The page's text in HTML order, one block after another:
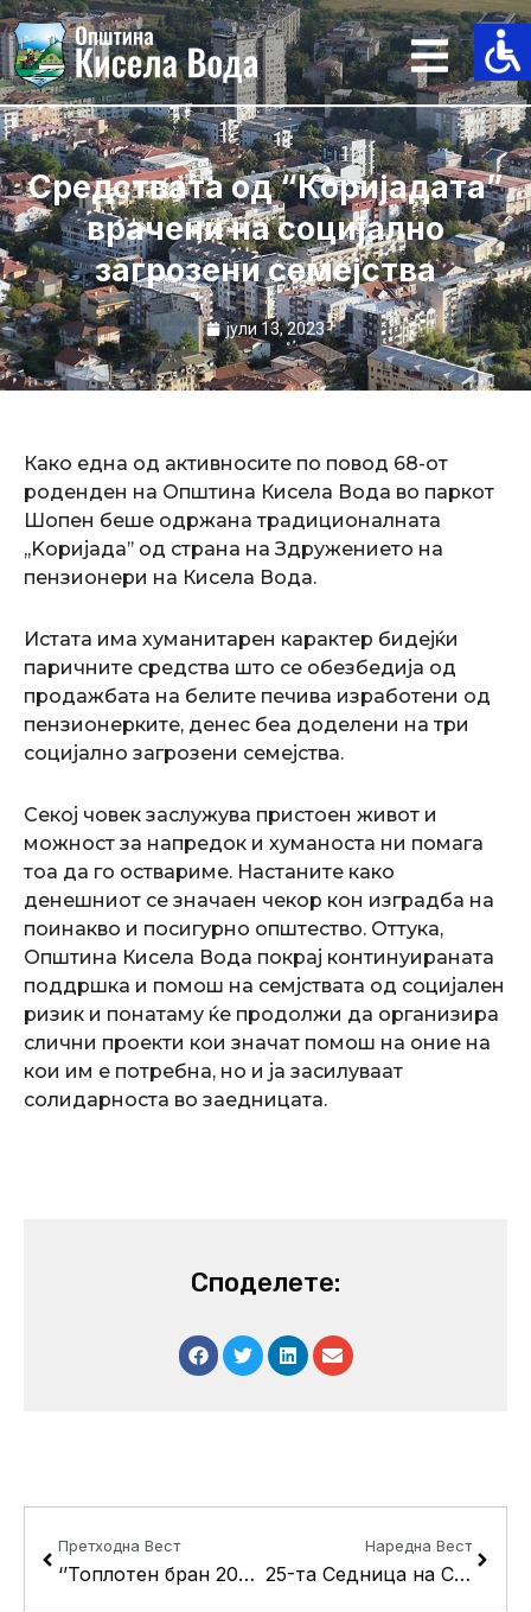
Skip
to
content
Средствата од “Коријадата”
врачени на социјално
загрозени семејства
јули 13, 2023
Како една од активносите по повод 68-от
роденден на Општина Кисела Вода во паркот
Шопен беше одржана традиционалната
,,Kоријада’’ од страна на Здружението на
пензионери на Кисела Вода.
Истата има хуманитарен карактер бидејќи
паричните средства што се обезбедија од
продажбата на белите печива изработени од
пензионерките, денес беа доделени на три
социјално загрозени семејства.
Секој човек заслужува пристоен живот и
можност за напредок и хуманоста ни помага
тоа да го оствариме. Настаните како
денешниот се значаен чекор кон изградба на
поинакво и посигурно општество. Оттука,
Општина Кисела Вода покрај континуираната
поддршка и помош на семјствата од социјален
ризик и понатаму ќе продолжи да организира
слични проекти кои значат помош на оние на
кои им е потребна, но и ја засилуваат
солидарноста во заедницата.
Споделете:
Претходна Вест
‘’Топлотен бран 2023’’ во Кисела Вода за заштита од високите температури
Наредна Вест
25-та Седница на Советот на Општина Кисела Вода